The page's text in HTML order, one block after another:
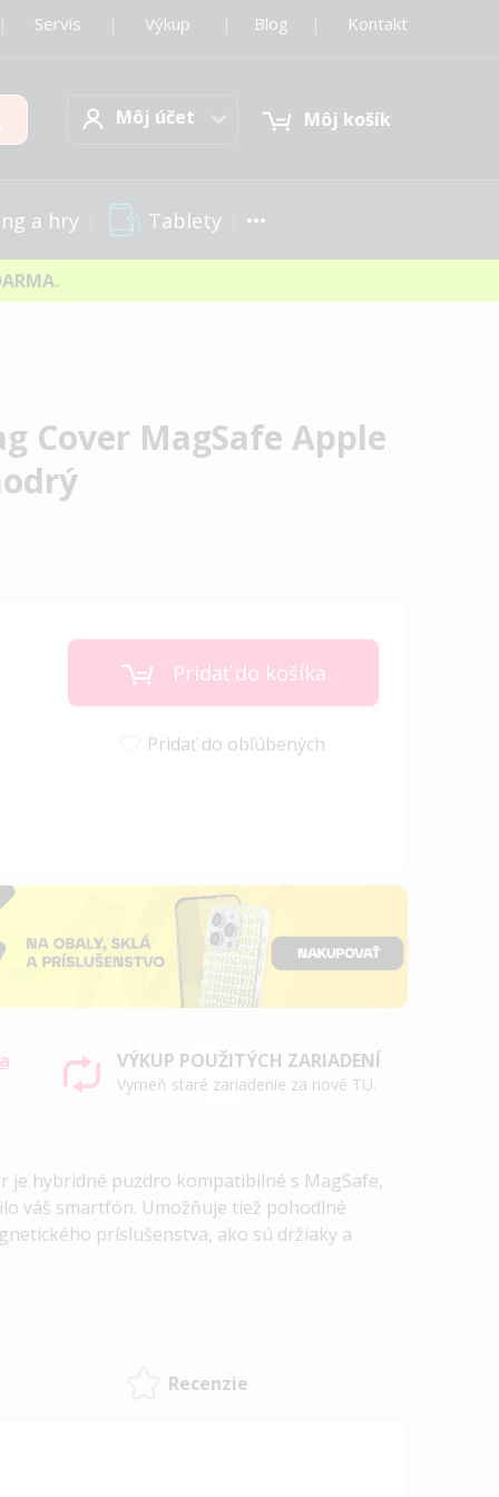
Servis Výkup Blog Kontakt
Môj účetMôj účet Môj košík
a hry Tablety
Cover MagSafe Apple
Pridať do košíka
Pridať do obľúbených
VÝKUP POUŽITÝCH ZARIADENÍ
Vymeň staré zariadenie za nové TU.
je hybridné puzdro kompatibilné s MagSafe,
váš smartfón. Umožňuje tiež pohodlné
príslušenstva, ako sú držiaky a
Recenzie